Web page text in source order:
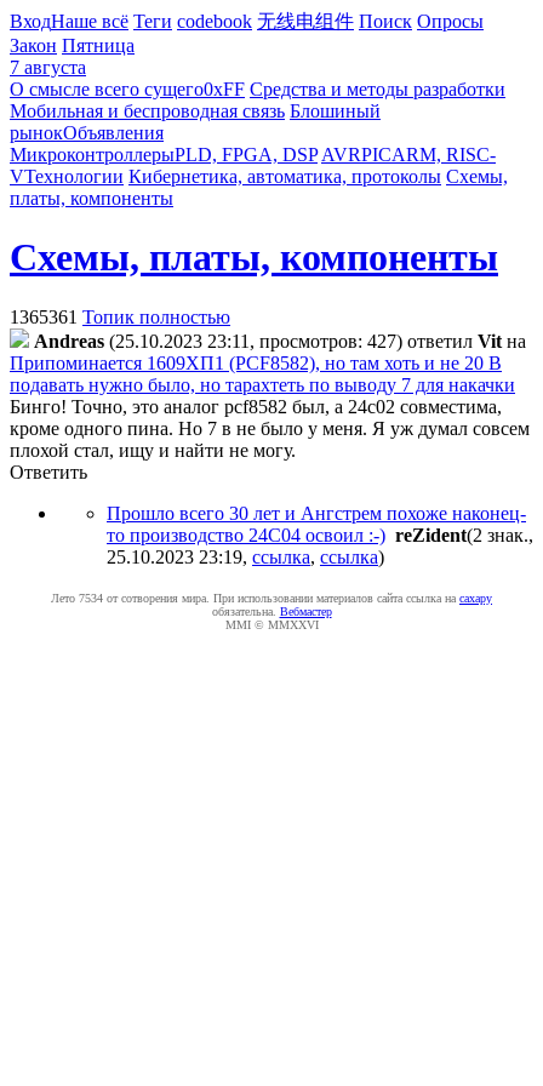
ВходНаше всё Теги codebook 无线电组件 Поиск Опросы
Закон Пятница
7 августа
О смысле всего сущего0xFF Средства и методы разработки
Мобильная и беспроводная связь Блошиный
рынокОбъявления
МикроконтроллерыPLD, FPGA, DSP AVRPICARM, RISC-
VТехнологии Кибернетика, автоматика, протоколы Схемы,
платы, компоненты
Схемы, платы, компоненты
1365361 Топик полностью
Andreas (25.10.2023 23:11, просмотров: 427) ответил Vit на
Припоминается 1609ХП1 (PCF8582), но там хоть и не 20 В
подавать нужно было, но тарахтеть по выводу 7 для накачки
Бинго! Точно, это аналог pcf8582 был, а 24с02 совместима,
кроме одного пина. Но 7 в не было у меня. Я уж думал совсем
плохой стал, ищу и найти не могу.
Ответить
Прошло всего 30 лет и Ангстрем похоже наконец-
то производство 24C04 освоил :-) reZident(2 знак.,
25.10.2023 23:19, ссылка, ссылка)
Лето 7534 от сотворения мира. При использовании материалов сайта ссылка на caxapу
обязательна. Вебмастер
MMI © MMXXVI